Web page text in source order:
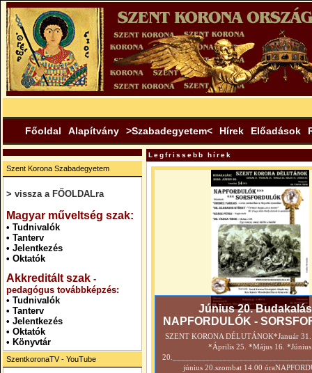
Főoldal Alapítvány >Szabadegyetem< Hírek Előadások
Szent Korona Szabadegyetem
> vissza a FŐOLDALra
Magyar műveltség szak:
• Tudnivalók
• Tanterv
• Jelentkezés
• Oktatók
Akkreditált szak -
pedagógus továbbképzés:
• Tudnivalók
• Tanterv
• Jelentkezés
• Oktatók
• Könyvtár
SzentkoronaTV - YouTube
Legfrissebb hírek
Június 20.
NAPFORDULÓK -
SZENT KORONA DÉLUTÁNOK*Január
*Április 25. *Május 16. *Június
június 20.szombat 14.00